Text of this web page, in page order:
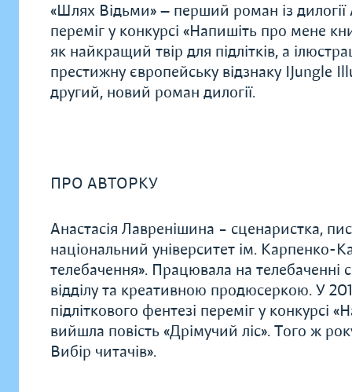
«Шлях Відьми» — перший роман із дилогії
переміг у конкурсі «Напишіть про мене
як найкращий твір для підлітків, а
престижну європейську відзнаку IJungle
другий, новий роман дилогії.
ПРО АВТОРКУ
Анастасія Лавренішина – сценаристка,
національний університет ім. Карпенко-
телебачення». Працювала на
відділу та креативною продюсеркою. У
підліткового фентезі переміг у конкурсі
вийшла повість «Дрімучий ліс». Того ж
Вибір читачів».